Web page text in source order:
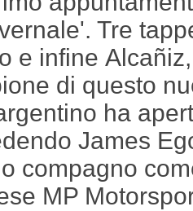
Tre
e infine
di questo
ha
James
compagno
MP